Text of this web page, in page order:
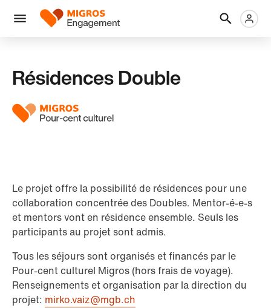
liens
tête
Menu
Logo
Résidences Double
Le projet offre la possibilité de résidences pour une
collaboration concentrée des Doubles. Mentor-é-e-s
et mentors vont en résidence ensemble. Seuls les
participants au projet sont admis.
Tous les séjours sont organisés et financés par le
Pour-cent culturel Migros (hors frais de voyage).
Renseignements et organisation par la direction du
projet: mirko.vaiz@mgb.ch